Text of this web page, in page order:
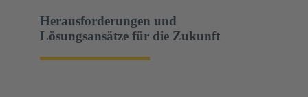
Herausforderungen und
Lösungsansätze für die Zukunft